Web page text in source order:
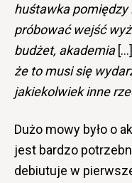
huśtawka
próbować wejść
budżet, akademia […]
że to musi się
jakiekolwiek inne
Dużo mowy było o
jest bardzo
debiutuje w